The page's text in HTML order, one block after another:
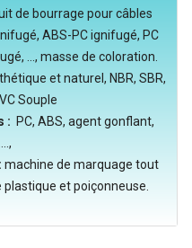
de bourrage pour câbles
ABS-PC ignifugé, PC
..., masse de coloration.
et naturel, NBR, SBR,
Souple
: PC, ABS, agent gonflant,
machine de marquage tout
et poiçonneuse.